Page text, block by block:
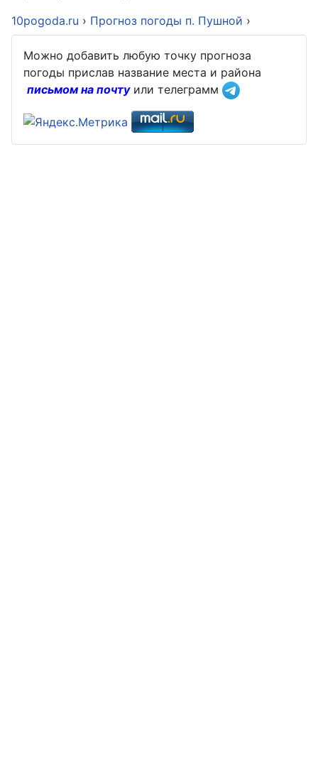
10pogoda.ru › Прогноз погоды п. Пушной ›
Можно добавить любую точку прогноза
погоды прислав название места и района
письмом на почтуили телеграмм